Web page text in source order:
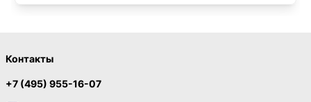
Контакты
+7 (495) 955-16-07